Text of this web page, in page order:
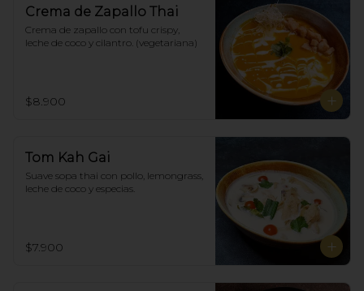
Crema de Zapallo Thai
Crema de zapallo con tofu crispy,
leche de coco y cilantro. (vegetariana)
$8.900
Tom Kah Gai
Suave sopa thai con pollo, lemongrass,
leche de coco y especias.
$7.900